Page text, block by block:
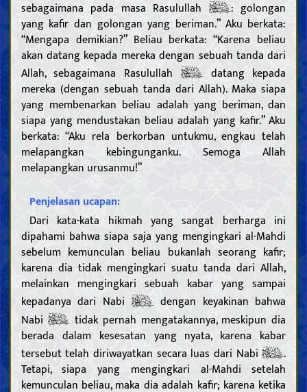
sebagaimana pada masa Rasulullah
: golongan
yang kafir dan golongan yang beriman.” Aku berkata:
“Mengapa demikian?” Beliau berkata: “Karena beliau
akan datang kepada mereka dengan sebuah tanda dari
Allah, sebagaimana Rasulullah
datang kepada
mereka (dengan sebuah tanda dari Allah). Maka siapa
yang membenarkan beliau adalah yang beriman, dan
siapa yang mendustakan beliau adalah yang kafir.” Aku
berkata: “Aku rela berkorban untukmu, engkau telah
melapangkan kebingunganku. Semoga Allah
melapangkan urusanmu!”
Penjelasan ucapan:
Dari kata-kata hikmah yang sangat berharga ini
dipahami bahwa siapa saja yang mengingkari al-Mahdi
sebelum kemunculan beliau bukanlah seorang kafir;
karena dia tidak mengingkari suatu tanda dari Allah,
melainkan mengingkari sebuah kabar yang sampai
kepadanya dari Nabi
dengan keyakinan bahwa
Nabi
tidak pernah mengatakannya, meskipun dia
berada dalam kesesatan yang nyata, karena kabar
tersebut telah diriwayatkan secara luas dari Nabi
.
Tetapi, siapa yang mengingkari al-Mahdi setelah
kemunculan beliau, maka dia adalah kafir; karena ketika